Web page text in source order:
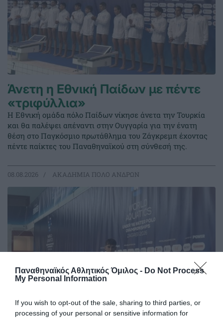
Παναθηναϊκός Αθλητικός Όμιλος - Do Not Process
My Personal Information
If you wish to opt-out of the sale, sharing to third parties, or
processing of your personal or sensitive information for
Άνετη η Εθνική Παίδων με πέντε
«τριφύλλια»
Η Εθνική ομάδα πόλο Παίδων νίκησε άνετα την Τουρκία
και θα παλέψει απέναντι στην Ουγγαρία για την ένατη
θέση στο Παγκόσμιο πρωτάθλημα του Ζάγκρεμπ έχοντας
πέντε παίκτες του Παναθηναϊκού στη σύνθεσή της.
08.08.2026 ΑΚΑΔΗΜΙΑ ΠΟΛΟ ΑΝΔΡΩΝ